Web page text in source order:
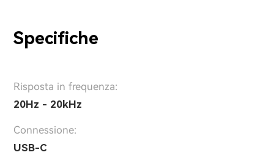
Specifiche
Risposta in frequenza:
20Hz - 20kHz
Connessione:
USB-C